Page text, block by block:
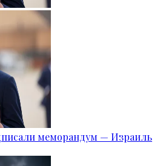
меморандум — Израиль